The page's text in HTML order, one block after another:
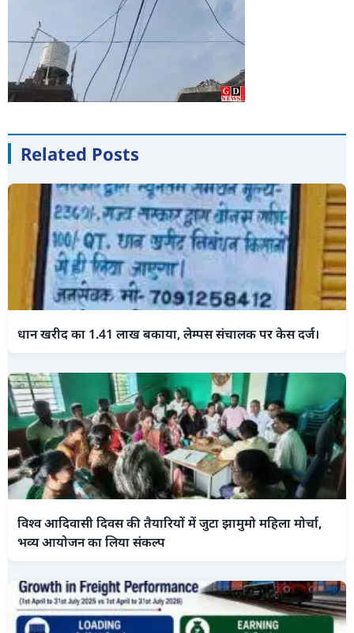
Related Posts
धान खरीद का 1.41 लाख बकाया, लेम्पस संचालक पर केस दर्ज।
विश्व आदिवासी दिवस की तैयारियों में जुटा झामुमो महिला मोर्चा,
भव्य आयोजन का लिया संकल्प